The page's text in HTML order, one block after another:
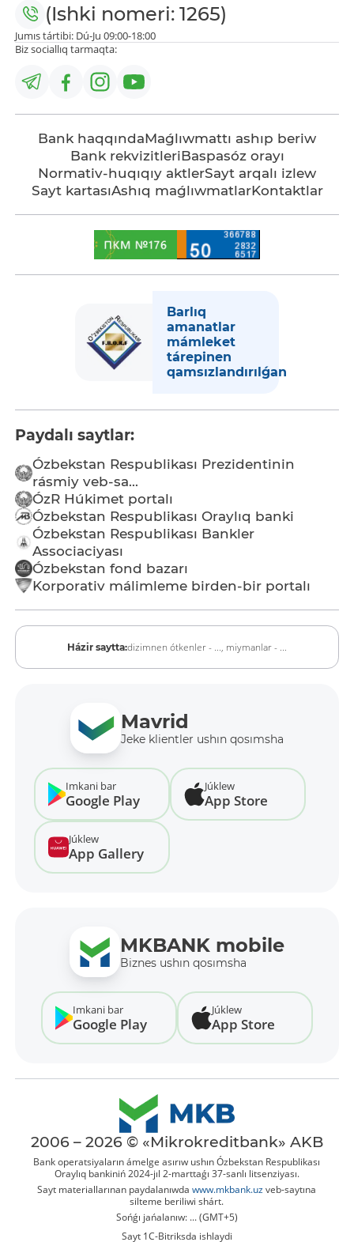
(Ishki nomeri: 1265)
Jumıs tártibi: Dú-Ju 09:00-18:00
Biz sociallıq tarmaqta:
Bank haqqındaMaǵlıwmattı ashıp beriw
Bank rekvizitleriBaspasóz orayı
Normativ-huqıqıy aktlerSayt arqalı izlew
Sayt kartasıAshıq maǵlıwmatlarKontaktlar
Barlıq
amanatlar
mámleket
tárepinen
qamsızlandırılǵan
Paydalı saytlar:
Ózbekstan Respublikası Prezidentinin
rásmiy veb-sa...
ÓzR Húkimet portalı
Ózbekstan Respublikası Oraylıq banki
Ózbekstan Respublikası Bankler
Associaciyası
Ózbekstan fond bazarı
Korporativ málimleme birden-bir portalı
Házir saytta:dizimnen ótkenler - ..., miymanlar - ...
Mavrid
Jeke klientler ushın qosımsha
Imkani bar
Google Play
Júklew
App Store
Júklew
App Gallery
MKBANK mobile
Biznes ushın qosımsha
Imkani bar
Google Play
Júklew
App Store
2006 – 2026 © «Mikrokreditbank» AKB
Bank operatsiyaların ámelge asırıw ushın Ózbekstan Respublikası
Oraylıq bankiniń 2024-jıl 2-marttaǵı 37-sanlı litsenziyası.
Sayt materiallarınan paydalanıwdawww.mkbank.uz veb-saytına
silteme beriliwi shárt.
Sońǵı jańalanıw: ... (GMT+5)
Sayt 1C-Bitriksda ishlaydi